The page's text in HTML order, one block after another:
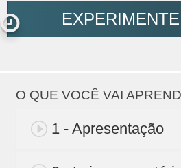
O QUE VOCÊ VAI
1 - Apresentação